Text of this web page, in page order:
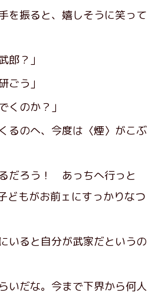
を振ると、嬉しそうに笑って
郎？」
ごう」
くのか？」
るのへ、今度は〈煙〉がこぶ
だろう！ あっちへ行っと
もがお前ェにすっかりなつ
いると自分が武家だというの
いだな。今まで下界から何人